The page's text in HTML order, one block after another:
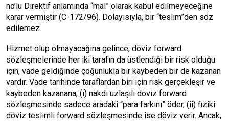
no’lu Direktif anlamında “mal” olarak kabul edilmeyeceğine
karar vermiştir (C-172/96). Dolayısıyla, bir “teslim”den söz
edilemez.
Hizmet olup olmayacağına gelince; döviz forward
sözleşmelerinde her iki tarafın da üstlendiği bir risk olduğu
için, vade geldi­ğinde çoğunlukla bir kaybeden bir de kazanan
vardır. Vade tarihinde taraflardan biri için risk gerçekleşir ve
kaybeden kazanana, (i) nakdi uzlaşılı döviz forward
sözleşmesinde sadece aradaki “para farkını” öder, (ii) fiziki
döviz teslimli forward sözleşmesinde ise dö­viz verir. Ancak,